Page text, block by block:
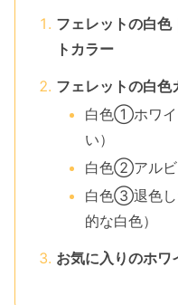
フェレットの白色
トカラー
フェレットの白
白色①ホワイ
い）
白色②アルビ
白色③退色し
的な白色）
お気に入りのホワ